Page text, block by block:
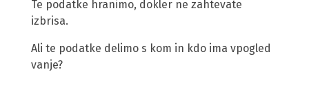
Te podatke hranimo, dokler ne zahtevate
izbrisa.
Ali te podatke delimo s kom in kdo ima vpogled
vanje?